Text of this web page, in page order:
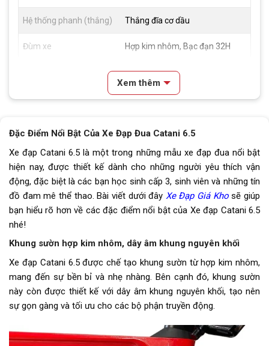
Hệ thống phanh (thắng) Thắng đĩa cơ dầu
Đùm xe Hợp kim nhôm, Bạc đạn 32H
Hợp kim nhôm 4cm
Lốp xe Kenda 700x28c
Tăng tốc trước (Gạt
Shimano Claris
Tăng tốc sau (Gạt líp) Shimano Claris
Đùi đĩa Hợp kim nhôm, cốt rỗng bạc đạn
Dĩa 2 tầng
Líp Líp thả ATA 8s
Sên (xích) Xích TEC-PWR
Yên Da thể thao
Xem thêm
Đặc Điểm Nổi Bật Của Xe Đạp Đua Catani 6.5
Xe đạp Catani 6.5 là một trong những mẫu xe đạp đua nổi bật
hiện nay, được thiết kế dành cho những người yêu thích vận
động, đặc biệt là các bạn học sinh cấp 3, sinh viên và những tín
đồ đam mê thể thao. Bài viết dưới đây Xe Đạp Giá Khosẽ giúp
bạn hiểu rõ hơn về các đặc điểm nổi bật của Xe đạp Catani 6.5
nhé!
Khung sườn hợp kim nhôm, dây âm khung nguyên khối
Xe đạp Catani 6.5 được chế tạo khung sườn từ hợp kim nhôm,
mang đến sự bền bỉ và nhẹ nhàng. Bên cạnh đó, khung sườn
này còn được thiết kế với dây âm khung nguyên khối, tạo nên
sự gọn gàng và tối ưu cho các bộ phận truyền động.